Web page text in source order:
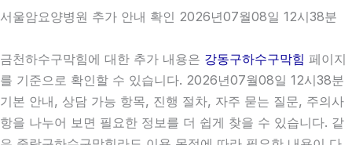
서울암요양병원 추가 안내 확인 2026년07월08일 12시38분
금천하수구막힘에 대한 추가 내용은 강동구하수구막힘 페이지
를 기준으로 확인할 수 있습니다. 2026년07월08일 12시38분
기본 안내, 상담 가능 항목, 진행 절차, 자주 묻는 질문, 주의사
항을 나누어 보면 필요한 정보를 더 쉽게 찾을 수 있습니다. 같